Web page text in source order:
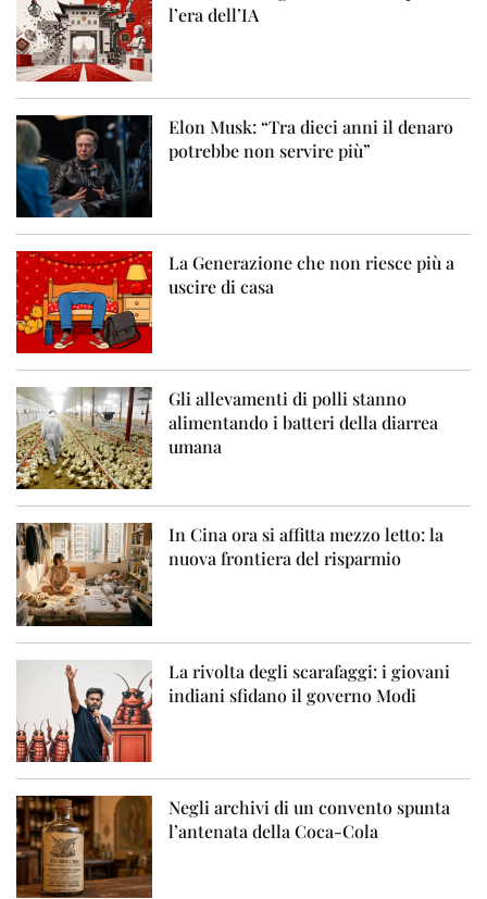
l’era dell’IA
Elon Musk: “Tra dieci anni il denaro
potrebbe non servire più”
La Generazione che non riesce più a
uscire di casa
Gli allevamenti di polli stanno
alimentando i batteri della diarrea
umana
In Cina ora si affitta mezzo letto: la
nuova frontiera del risparmio
La rivolta degli scarafaggi: i giovani
indiani sfidano il governo Modi
Negli archivi di un convento spunta
l’antenata della Coca-Cola